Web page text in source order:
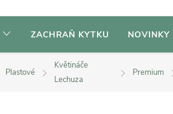
ZACHRAŇ KYTKU NOVINKY
Plastové
Květináče
Lechuza
Premium